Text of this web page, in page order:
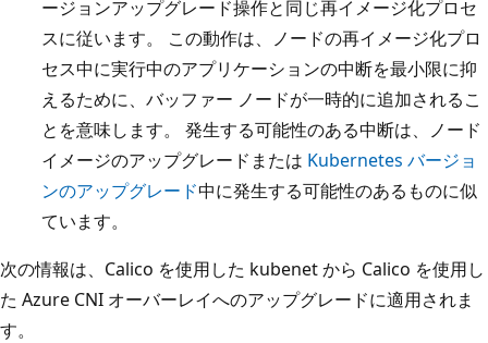
ージョンアップグレード操作と同じ再イメージ化プロセ
スに従います。 この動作は、ノードの再イメージ化プロ
セス中に実行中のアプリケーションの中断を最小限に抑
えるために、バッファー ノードが一時的に追加されるこ
とを意味します。 発生する可能性のある中断は、ノード
イメージのアップグレードまたは Kubernetes バージョ
ンのアップグレード中に発生する可能性のあるものに似
ています。
次の情報は、Calico を使用した kubenet から Calico を使用し
た Azure CNI オーバーレイへのアップグレードに適用されま
す。